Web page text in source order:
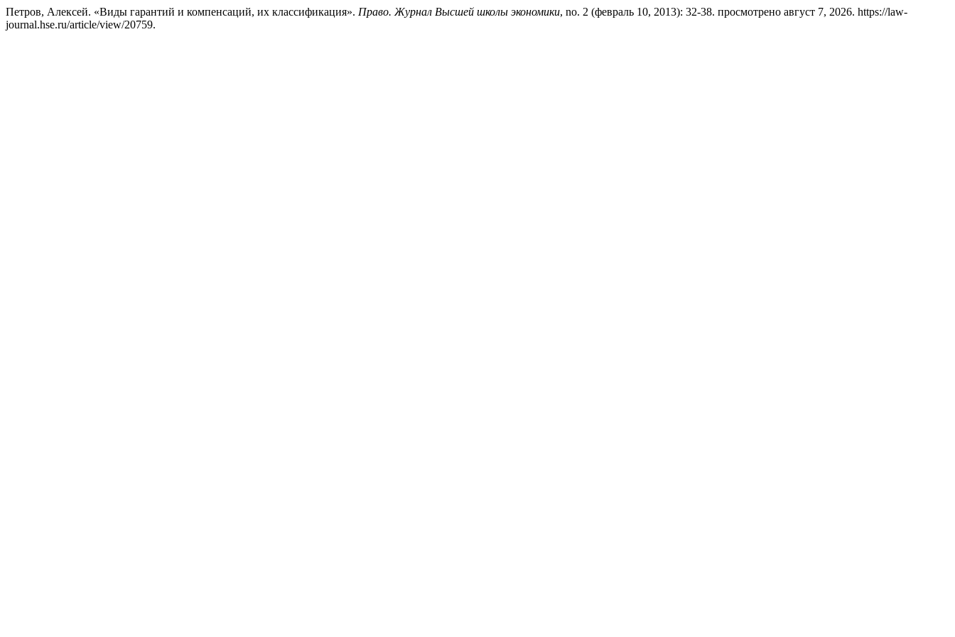
Петров, Алексей. «Виды гарантий и компенсаций, их классификация». Право. Журнал Высшей школы экономики, no. 2 (февраль 10, 2013): 32-38. просмотрено август 7, 2026. https://law-
journal.hse.ru/article/view/20759.